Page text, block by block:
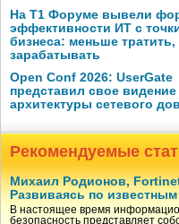
На Т1 Форуме вывели
эффективности ИТ с
бизнеса: меньше
зарабатывать
Open Conf 2026: UserGate
представил свое видение
архитектуры сетевого
Рекомендуемые
Михаил Родионов,
Развиваясь по известным
В настоящее время
безопасность представляет